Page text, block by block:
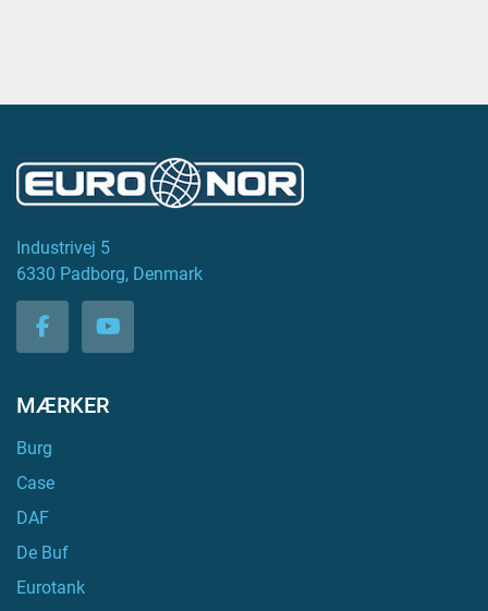
Industrivej 5
6330 Padborg, Denmark
facebookyoutube
MÆRKER
Burg
Case
DAF
De Buf
Eurotank